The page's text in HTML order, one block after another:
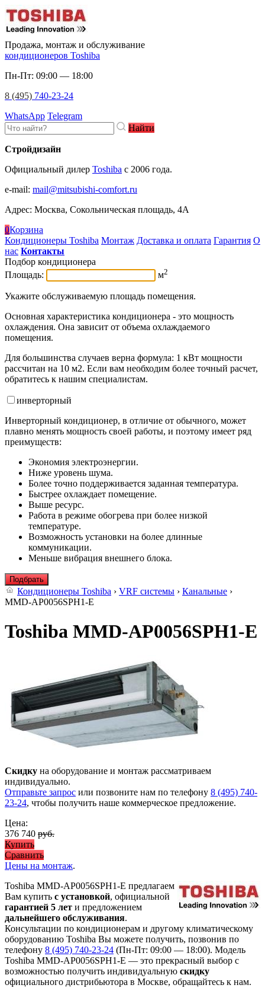
Продажа, монтаж и обслуживание
кондиционеров Toshiba
Пн-Пт: 09:00 — 18:00
8 (495) 740-23-24
WhatsApp Telegram
Найти
Стройдизайн
Официальный дилер Toshiba c 2006 года.
e-mail: mail@mitsubishi-comfort.ru
Адрес: Москва, Сокольническая площадь, 4А
0Корзина
Кондиционеры Toshiba Монтаж Доставка и оплата Гарантия О
нас Контакты
Подбор кондиционера
Площадь:
м2
Укажите обслуживаемую площадь помещения.
Основная характеристика кондиционера - это мощность
охлаждения. Она зависит от объема охлаждаемого
помещения.
Для большинства случаев верна формула: 1 кВт мощности
рассчитан на 10 м2. Если вам необходим более точный расчет,
обратитесь к нашим специалистам.
инверторный
Инверторный кондиционер, в отличие от обычного, может
плавно менять мощность своей работы, и поэтому имеет ряд
преимуществ:
Экономия электроэнергии.
Ниже уровень шума.
Более точно поддерживается заданная температура.
Быстрее охлаждает помещение.
Выше ресурс.
Работа в режиме обогрева при более низкой
температуре.
Возможность установки на более длинные
коммуникации.
Меньше вибрация внешнего блока.
Подбрать
Кондиционеры Toshiba › VRF системы › Канальные ›
MMD-AP0056SPH1-E
Toshiba MMD-AP0056SPH1-E
Скидку на оборудование и монтаж рассматриваем
индивидуально.
Отправьте запрос или позвоните нам по телефону 8 (495) 740-
23-24, чтобы получить наше коммерческое предложение.
Цена:
376 740 руб.
Купить
Сравнить
Цены на монтаж.
Toshiba MMD-AP0056SPH1-E предлагаем
Вам купить с установкой, официальной
гарантией 5 лет и предложением
дальнейшего обслуживания.
Консультации по кондиционерам и другому климатическому
оборудованию Toshiba Вы можете получить, позвонив по
телефону 8 (495) 740-23-24 (Пн-Пт: 09:00 — 18:00). Модель
Toshiba MMD-AP0056SPH1-E — это прекрасный выбор с
возможностью получить индивидуальную скидку
официального дистрибьютора в Москве, обращайтесь к нам.